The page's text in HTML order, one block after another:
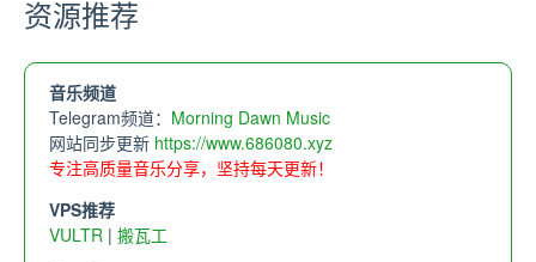
资源推荐
音乐频道
Telegram频道： Morning Dawn Music
网站同步更新 https://www.686080.xyz
专注高质量音乐分享，坚持每天更新！
VPS推荐
VULTR | 搬瓦工